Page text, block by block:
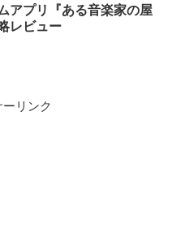
アプリ『ある音楽家の屋
レビュー
ーリンク